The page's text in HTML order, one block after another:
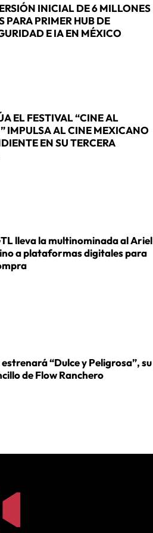
INICIAL DE 6 MILLONES
PARA PRIMER HUB DE
E IA EN MÉXICO
EL FESTIVAL “CINE AL
IMPULSA AL CINE MEXICANO
EN SU TERCERA
lleva la multinominada al Ariel
a plataformas digitales para
estrenará “Dulce y Peligrosa”, su
de Flow Ranchero